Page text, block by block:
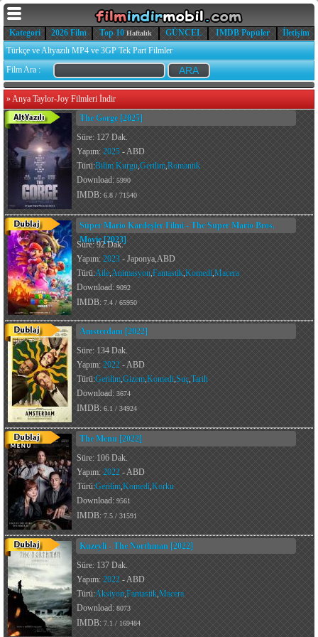
Kategori 2026 Film Top 10 Haftalık GÜNCEL IMDB Popüler
İletişim
Türkçe ve Altyazılı MP4 ve 3GP Tek Part Filmler
Film Ara :
»Anya Taylor-Joy Filmleri İndir
The Gorge [2025]
Süre: 127 Dak.
Yapım: 2025 - ABD
Türü:Bilim Kurgu,Gerilim,Romantik
Download: 5990
IMDB: 6.8 / 71540
Süper Mario Kardeşler Filmi - The Super Mario Bros.
Movie [2023]
Süre: 92 Dak.
Yapım: 2023 - Japonya,ABD
Türü:Aile,Animasyon,Fantastik,Komedi,Macera
Download: 9092
IMDB: 7.4 / 65950
Amsterdam [2022]
Süre: 134 Dak.
Yapım: 2022 - ABD
Türü:Gerilim,Gizem,Komedi,Suç,Tarih
Download: 3674
IMDB: 6.1 / 34924
The Menu [2022]
Süre: 106 Dak.
Yapım: 2022 - ABD
Türü:Gerilim,Komedi,Korku
Download: 9561
IMDB: 7.5 / 31591
Kuzeyli - The Northman [2022]
Süre: 137 Dak.
Yapım: 2022 - ABD
Türü:Aksiyon,Fantastik,Macera
Download: 8073
IMDB: 7.1 / 169484